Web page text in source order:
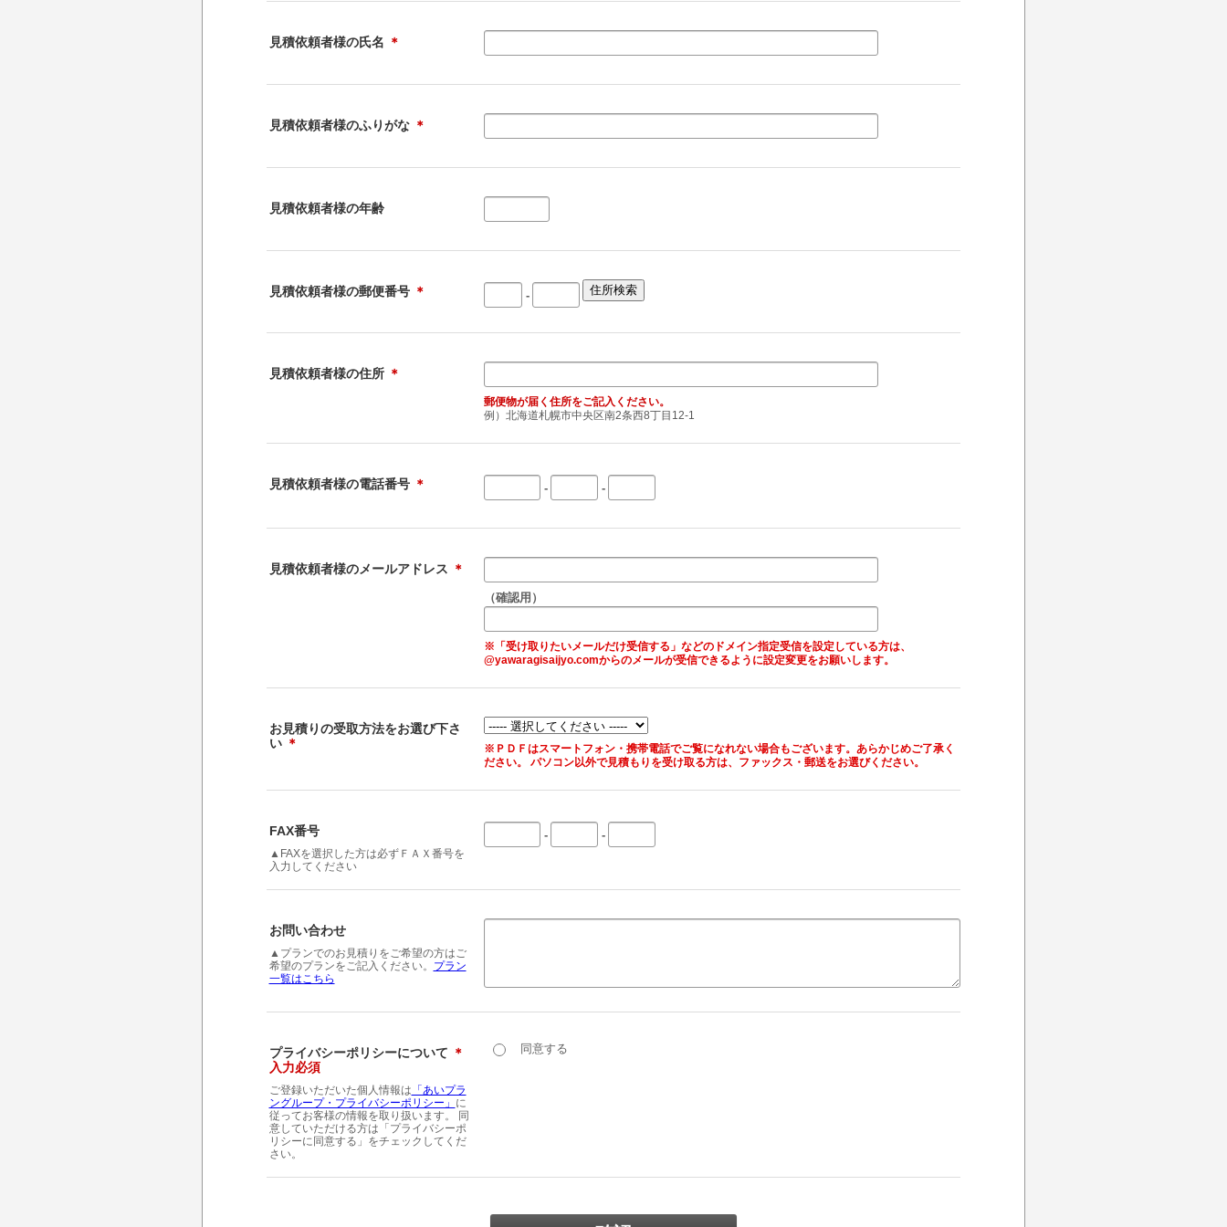
見積依頼者様の氏名 ＊
見積依頼者様のふりがな ＊
見積依頼者様の年齢
見積依頼者様の郵便番号 ＊ -
見積依頼者様の住所 ＊
郵便物が届く住所をご記入ください。
例）北海道札幌市中央区南2条西8丁目12-1
見積依頼者様の電話番号 ＊ - -
見積依頼者様のメールアドレス ＊
（確認用）
※「受け取りたいメールだけ受信する」などのドメイン指定受信を設定している方は、
@yawaragisaijyo.comからのメールが受信できるように設定変更をお願いします。
お見積りの受取方法をお選び下さ
い ＊
※ＰＤＦはスマートフォン・携帯電話でご覧になれない場合もございます。あらかじめご了承く
ださい。 パソコン以外で見積もりを受け取る方は、ファックス・郵送をお選びください。
FAX番号
▲FAXを選択した方は必ずＦＡＸ番号を
入力してください
- -
お問い合わせ
▲プランでのお見積りをご希望の方はご
希望のプランをご記入ください。
プラン
一覧はこちら
プライバシーポリシーについて ＊
入力必須
ご登録いただいた個人情報は 「あいプラ
ングループ・プライバシーポリシー」 に
従ってお客様の情報を取り扱います。 同
意していただける方は「プライバシーポ
リシーに同意する」をチェックしてくだ
さい。
同意する